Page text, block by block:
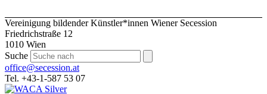
Vereinigung bildender Künstler*innen Wiener Secession
Friedrichstraße 12
1010 Wien
Suche
office@secession.at
Tel. +43-1-587 53 07